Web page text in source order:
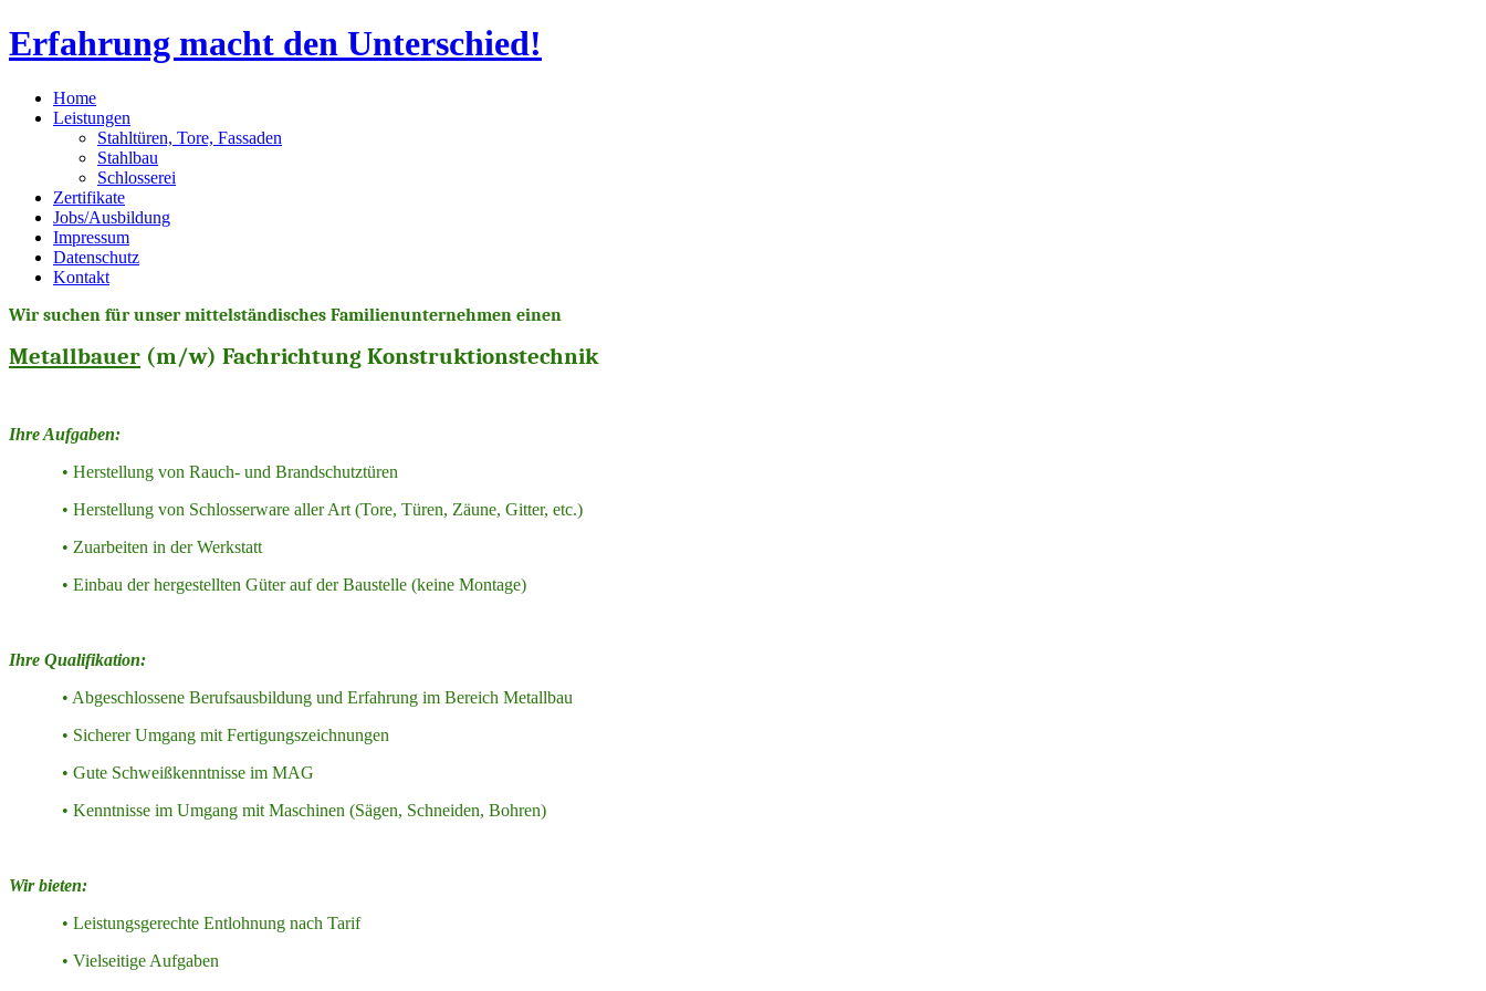
Erfahrung macht den Unterschied!
Home
Leistungen
Stahltüren, Tore, Fassaden
Stahlbau
Schlosserei
Zertifikate
Jobs/Ausbildung
Impressum
Datenschutz
Kontakt
Wir suchen für unser mittelständisches Familienunternehmen einen
Metallbauer (m/w) Fachrichtung Konstruktionstechnik
Ihre Aufgaben:
• Herstellung von Rauch- und Brandschutztüren
• Herstellung von Schlosserware aller Art (Tore, Türen, Zäune, Gitter, etc.)
• Zuarbeiten in der Werkstatt
• Einbau der hergestellten Güter auf der Baustelle (keine Montage)
Ihre Qualifikation:
• Abgeschlossene Berufsausbildung und Erfahrung im Bereich Metallbau
• Sicherer Umgang mit Fertigungszeichnungen
• Gute Schweißkenntnisse im MAG
• Kenntnisse im Umgang mit Maschinen (Sägen, Schneiden, Bohren)
Wir bieten:
• Leistungsgerechte Entlohnung nach Tarif
• Vielseitige Aufgaben